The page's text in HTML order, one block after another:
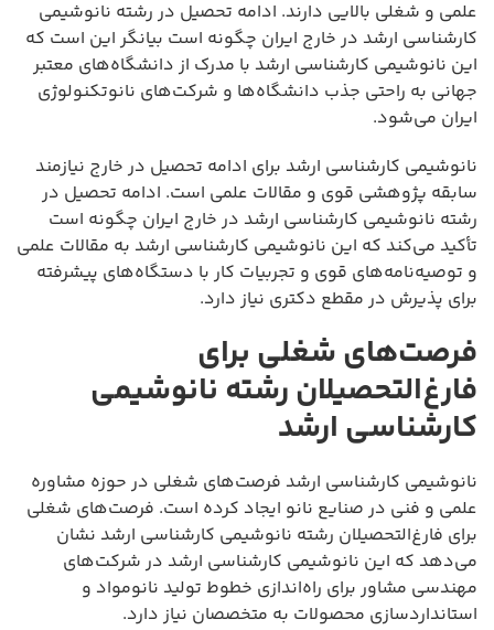
علمی و شغلی بالایی دارند. ادامه تحصیل در رشته نانوشیمی
کارشناسی ارشد در خارج ایران چگونه است بیانگر این است که
این نانوشیمی کارشناسی ارشد با مدرک از دانشگاه‌های معتبر
جهانی به راحتی جذب دانشگاه‌ها و شرکت‌های نانوتکنولوژی
ایران می‌شود.
نانوشیمی کارشناسی ارشد برای ادامه تحصیل در خارج نیازمند
سابقه پژوهشی قوی و مقالات علمی است. ادامه تحصیل در
رشته نانوشیمی کارشناسی ارشد در خارج ایران چگونه است
تأکید می‌کند که این نانوشیمی کارشناسی ارشد به مقالات علمی
و توصیه‌نامه‌های قوی و تجربیات کار با دستگاه‌های پیشرفته
برای پذیرش در مقطع دکتری نیاز دارد.
فرصت‌های شغلی برای
فارغ‌التحصیلان رشته نانوشیمی
کارشناسی ارشد
نانوشیمی کارشناسی ارشد فرصت‌های شغلی در حوزه مشاوره
علمی و فنی در صنایع نانو ایجاد کرده است. فرصت‌های شغلی
برای فارغ‌التحصیلان رشته نانوشیمی کارشناسی ارشد نشان
می‌دهد که این نانوشیمی کارشناسی ارشد در شرکت‌های
مهندسی مشاور برای راه‌اندازی خطوط تولید نانومواد و
استانداردسازی محصولات به متخصصان نیاز دارد.